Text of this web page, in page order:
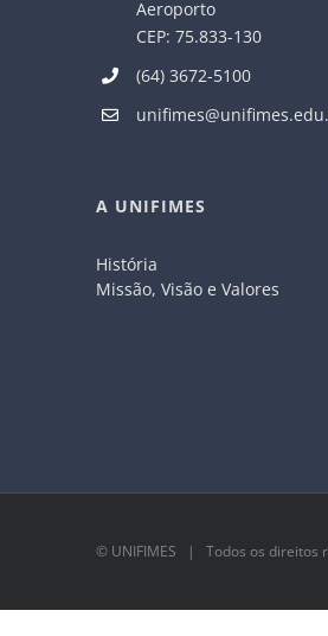
Aeroporto
CEP: 75.833-130
(64) 3672-5100
A UNIFIMES
História
Missão, Visão e Valores
© UNIFIMES | Todos os direitos